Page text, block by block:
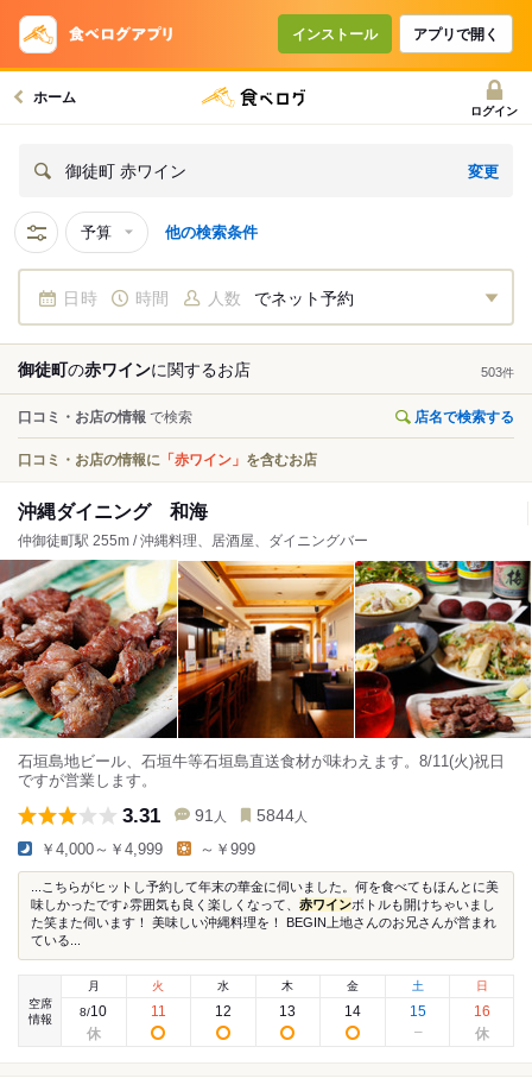
インストール アプリで開く
ホーム
ログイン
御徒町 赤ワイン 変更
予算 他の検索条件
日時 時間 人数 でネット予約
御徒町の赤ワインに関するお店 503件
口コミ・お店の情報 で検索 店名で検索する
口コミ・お店の情報に 「赤ワイン」 を含むお店
沖縄ダイニング 和海
仲御徒町駅 255m / 沖縄料理、居酒屋、ダイニングバー
石垣島地ビール、石垣牛等石垣島直送食材が味わえます。8/11(火)祝日
ですが営業します。
3.31 91 人 5844 人
￥4,000～￥4,999 ～￥999
...こちらがヒットし予約して年末の華金に伺いました。何を食べてもほんとに美
味しかったです♪雰囲気も良く楽しくなって、 赤ワインボトルも開けちゃいまし
た笑また伺います！ 美味しい沖縄料理を！ BEGIN上地さんのお兄さんが営まれ
ている...
空席
情報
月
8/10
火
11
水
12
木
13
金
14
土
15
日
16